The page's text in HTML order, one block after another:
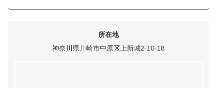
所在地
神奈川県川崎市中原区上新城2-10-18